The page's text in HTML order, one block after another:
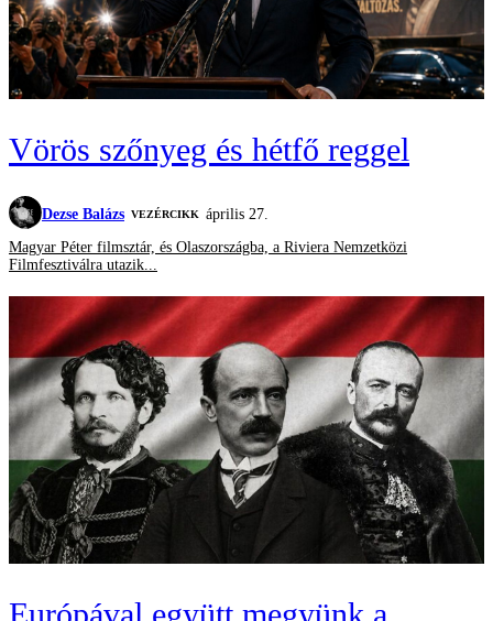
Vörös szőnyeg és hétfő reggel
Dezse Balázs VEZÉRCIKK
április 27.
Magyar Péter filmsztár, és Olaszországba, a Riviera Nemzetközi
Filmfesztiválra utazik...
Európával együtt megyünk a